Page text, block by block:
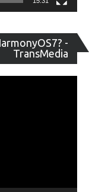
-
TransMedia
de